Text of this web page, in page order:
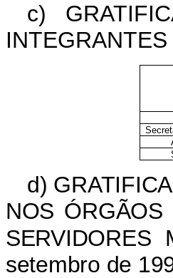
c)
d)
NOS ÓRGÃOS
setembro de